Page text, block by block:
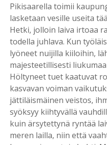
Pikisaarella toimii
lasketaan vesille useita
Hetki, jolloin laiva irtoaa
todella juhlava. Kun
lyöneet nuijilla kiiloihin,
majesteetillisesti
Höltyneet tuet kaatuvat
kasvavan voiman
jättiläismäinen veistos,
syöksyy kiihtyvällä
kuin ärsytettynä ryntää
meren lailla, niin että